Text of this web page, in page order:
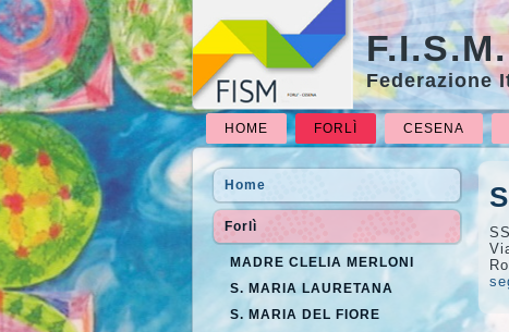
Federazione
HOME FORLÌ CESENA
Home
Forlì
MADRE CLELIA MERLONI
S. MARIA LAURETANA
S. MARIA DEL FIORE